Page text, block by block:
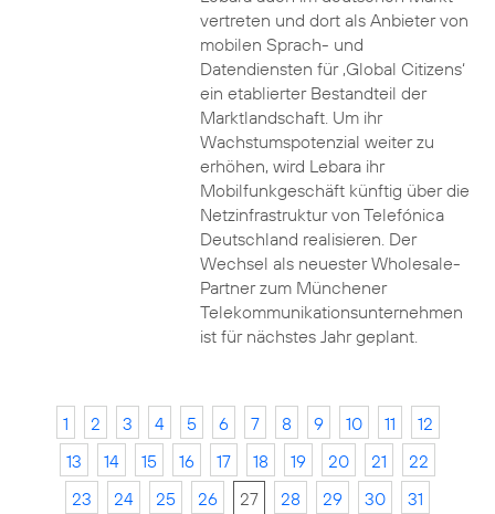
vertreten und dort als Anbieter von
mobilen Sprach- und
Datendiensten für ‚Global Citizens‘
ein etablierter Bestandteil der
Marktlandschaft. Um ihr
Wachstumspotenzial weiter zu
erhöhen, wird Lebara ihr
Mobilfunkgeschäft künftig über die
Netzinfrastruktur von Telefónica
Deutschland realisieren. Der
Wechsel als neuester Wholesale-
Partner zum Münchener
Telekommunikationsunternehmen
ist für nächstes Jahr geplant.
1 2 3 4 5 6 7 8 9 10 11
12
13
14 15 16 17 18 19 20 21
22
23
24 25 26 27 28 29 30
31